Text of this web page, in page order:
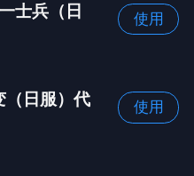
士兵（日
使用
（日服）代
使用